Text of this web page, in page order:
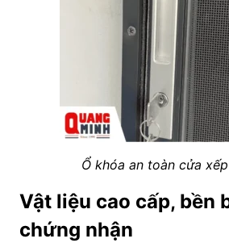
Ổ khóa an toàn cửa
Vật liệu cao cấp, bền
chứng nhận